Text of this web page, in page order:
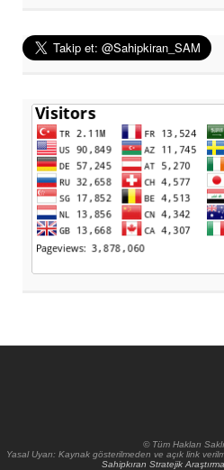
© Tüm Hakları
Yasal Uyarı: Kaynak gösterilmeden ve açık link
Sahipkıran Stratejik